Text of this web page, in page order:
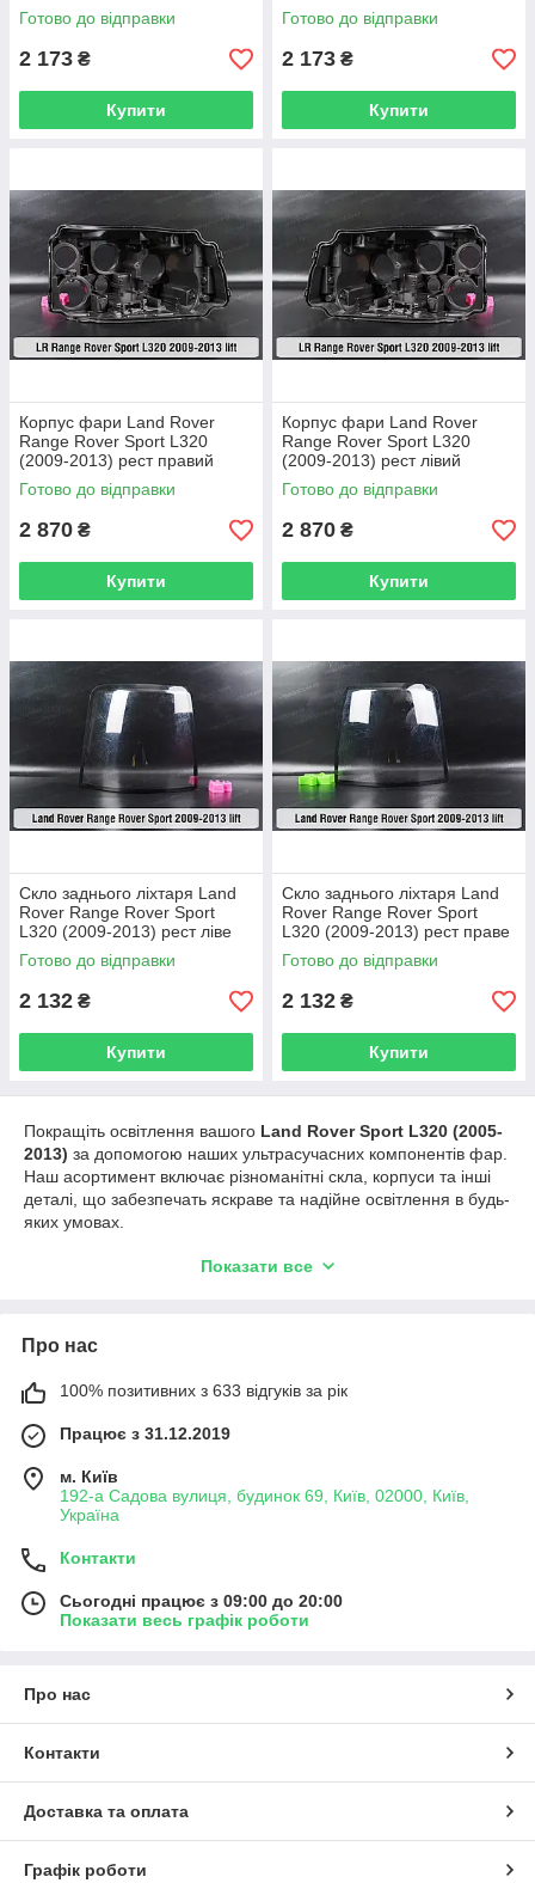
Готово до відправки
2 173 ₴
Купити
Готово до відправки
2 173 ₴
Купити
Корпус фари Land Rover
Range Rover Sport L320
(2009-2013) рест правий
Готово до відправки
2 870 ₴
Купити
Корпус фари Land Rover
Range Rover Sport L320
(2009-2013) рест лівий
Готово до відправки
2 870 ₴
Купити
Скло заднього ліхтаря Land
Rover Range Rover Sport
L320 (2009-2013) рест ліве
Готово до відправки
2 132 ₴
Купити
Скло заднього ліхтаря Land
Rover Range Rover Sport
L320 (2009-2013) рест праве
Готово до відправки
2 132 ₴
Купити
Покращіть освітлення вашого Land Rover Sport L320 (2005-
2013) за допомогою наших ультрасучасних компонентів фар.
Наш асортимент включає різноманітні скла, корпуси та інші
деталі, що забезпечать яскраве та надійне освітлення в будь-
яких умовах.
запчастини. У нас на складі є деталі для будь-якої іномарки
тріщинах на склі фари, помутнінні або запотіванні, необхідно
герметики різних кольорів і форм, кафутер підберемо під ваш
світло, виражену світло-тіньову межу чи ні, чітко виражену
мультистеплер, пічка і екструдер. З нами ви точно відновите
світло будь-якої фари.
високоякісними продуктами. Обирайте якість та надійність –
СпортЛ320.
Показати все
Про нас
100% позитивних з 633 відгуків за рік
Працює з 31.12.2019
м. Київ
192-а Садова вулиця, будинок 69, Київ, 02000, Київ,
Україна
Контакти
Сьогодні працює з 09:00 до 20:00
Показати весь графік роботи
Про нас
Контакти
Доставка та оплата
Графік роботи